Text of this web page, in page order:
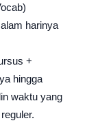
harinya
+
hingga
waktu yang